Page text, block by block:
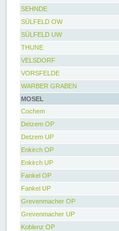
SEHNDE
SÜLFELD OW
SÜLFELD UW
THUNE
VELSDORF
VORSFELDE
WARBER GRABEN
MOSEL
Cochem
Detzem OP
Detzem UP
Enkirch OP
Enkirch UP
Fankel OP
Fankel UP
Grevenmacher OP
Grevenmacher UP
Koblenz OP